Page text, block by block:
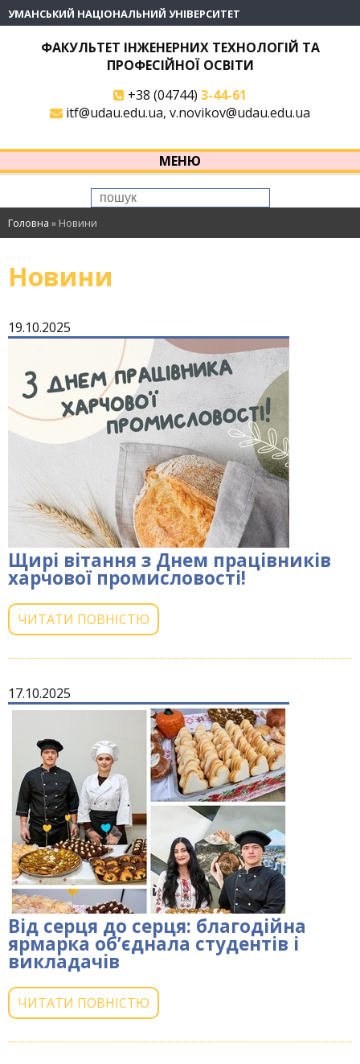
УМАНСЬКИЙ НАЦІОНАЛЬНИЙ УНІВЕРСИТЕТ
ФАКУЛЬТЕТ ІНЖЕНЕРНИХ ТЕХНОЛОГІЙ ТА
ПРОФЕСІЙНОЇ ОСВІТИ
+38 (04744) 3-44-61
itf@udau.edu.ua, v.novikov@udau.edu.ua
МЕНЮ
Головна » Новини
Новини
19.10.2025
Щирі вітання з Днем працівників
харчової промисловості!
ЧИТАТИ ПОВНІСТЮ
17.10.2025
Від серця до серця: благодійна
ярмарка об’єднала студентів і
викладачів
ЧИТАТИ ПОВНІСТЮ